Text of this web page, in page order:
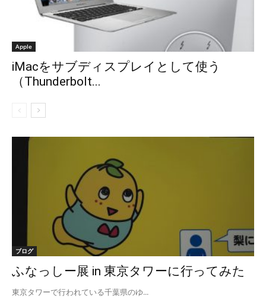
Apple
iMacをサブディスプレイとして使う
（Thunderbolt...
ブログ
ふなっしー展 in 東京タワーに行ってみた
東京タワーで行われている千葉県のゆ...